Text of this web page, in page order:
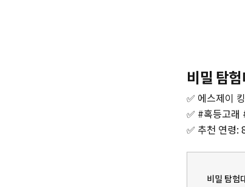
비밀 탐
✅ 에스제이
✅ #혹등고래
✅ 추천 연령:
비밀 탐험